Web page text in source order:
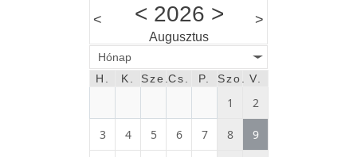
< < 2026 >
Augusztus
>
Hónap
H.
K. Sze.Cs. P. Szo. V.
1 2
3 4 5 6 7 8 9